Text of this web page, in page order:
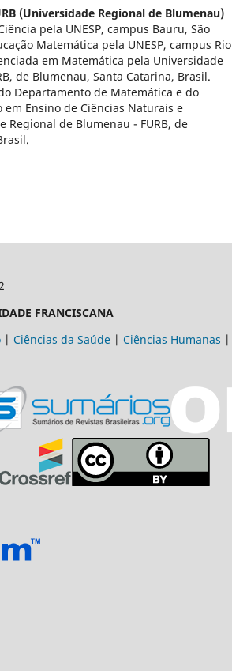
(Universidade Regional de Blumenau)
pela UNESP, campus Bauru, São
Matemática pela UNESP, campus Rio
em Matemática pela Universidade
de Blumenau, Santa Catarina, Brasil.
Departamento de Matemática e do
em Ensino de Ciências Naturais e
Regional de Blumenau - FURB, de
FRANCISCANA
| Ciências da Saúde | Ciências Humanas |